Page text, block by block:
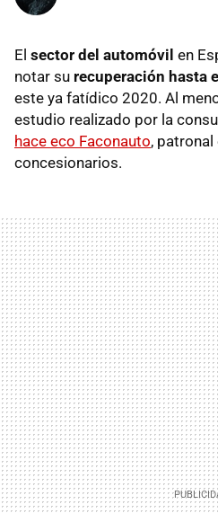
El sector del automóvil en
notar su recuperación hasta
este ya fatídico 2020. Al
estudio realizado por la
hace eco Faconauto,
concesionarios.